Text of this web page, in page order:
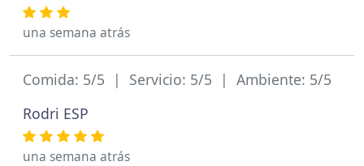
una semana atrás
Comida: 5/5 | Servicio: 5/5 | Ambiente: 5/5
Rodri ESP
una semana atrás